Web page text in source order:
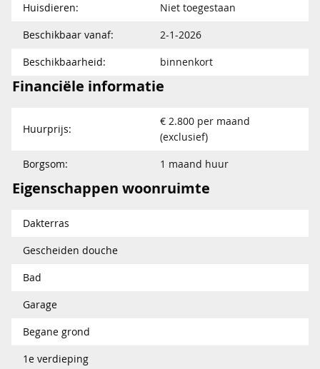
Huisdieren:
Niet toegestaan
Beschikbaar vanaf:
2-1-2026
Beschikbaarheid:
binnenkort
Financiële informatie
Huurprijs:
€ 2.800 per maand
(exclusief)
Borgsom:
1 maand huur
Eigenschappen woonruimte
Dakterras
Gescheiden douche
Bad
Garage
Begane grond
1e verdieping